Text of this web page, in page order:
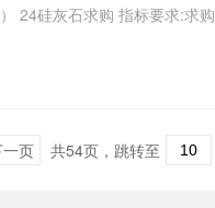
24硅灰石求购 指标要求:求
页 共54页， 跳转至